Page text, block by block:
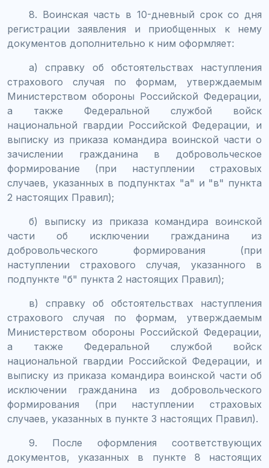
8. Воинская часть в 10-дневный срок со дня
регистрации заявления и приобщенных к нему
документов дополнительно к ним оформляет:
а) справку об обстоятельствах наступления
страхового случая по формам, утверждаемым
Министерством обороны Российской Федерации,
а также Федеральной службой войск
национальной гвардии Российской Федерации, и
выписку из приказа командира воинской части о
зачислении гражданина в добровольческое
формирование (при наступлении страховых
случаев, указанных в подпунктах "а" и "в" пункта
2 настоящих Правил);
б) выписку из приказа командира воинской
части об исключении гражданина из
добровольческого формирования (при
наступлении страхового случая, указанного в
подпункте "б" пункта 2 настоящих Правил);
в) справку об обстоятельствах наступления
страхового случая по формам, утверждаемым
Министерством обороны Российской Федерации,
а также Федеральной службой войск
национальной гвардии Российской Федерации, и
выписку из приказа командира воинской части об
исключении гражданина из добровольческого
формирования (при наступлении страховых
случаев, указанных в пункте 3 настоящих Правил).
9. После оформления соответствующих
документов, указанных в пункте 8 настоящих